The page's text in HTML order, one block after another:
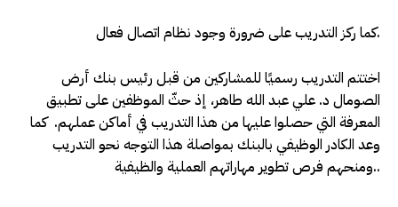
كما ركز التدريب على ضرورة وجود نظام اتصال فعال.
اختتم التدريب رسميًا للمشاركين من قبل رئيس بنك أرض
الصومال د. علي عبد الله طاهر، إذ حثّ الموظفين على تطبيق
المعرفة التي حصلوا عليها من هذا التدريب في أماكن عملهم. كما
وعد الكادر الوظيفي بالبنك بمواصلة هذا التوجه نحو التدريب
ومنحهم فرص تطوير مهاراتهم العملية والظيفية..